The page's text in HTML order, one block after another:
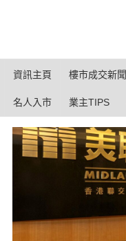
資訊主頁 樓市成交新聞
名人入市 業主TIPS